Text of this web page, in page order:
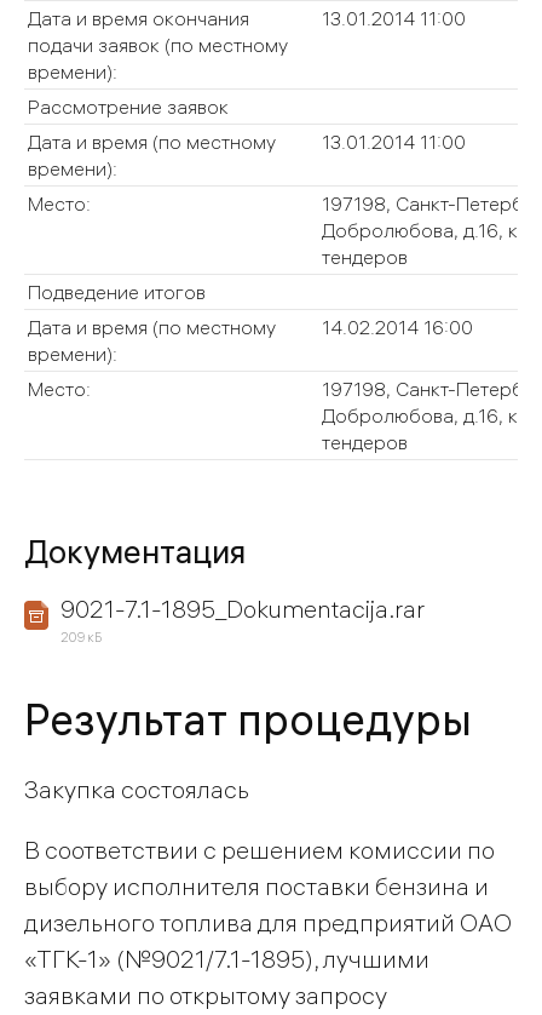
Дата и время окончания
подачи заявок (по местному
времени):
13.01.2014 11:00
Рассмотрение заявок
Дата и время (по местному
времени):
13.01.2014 11:00
Место:
197198, Санкт-
Добролюбова, д.16,
тендеров
Подведение итогов
Дата и время (по местному
времени):
14.02.2014 16:00
Место:
197198, Санкт-
Добролюбова, д.16,
тендеров
Документация
9021-7.1-1895_Dokumentacija.rar
209 кБ
Результат процедуры
Закупка состоялась
В соответствии с решением комиссии по
выбору исполнителя поставки бензина и
дизельного топлива для предприятий ОАО
«ТГК-1» (№9021/7.1-1895), лучшими
заявками по открытому запросу